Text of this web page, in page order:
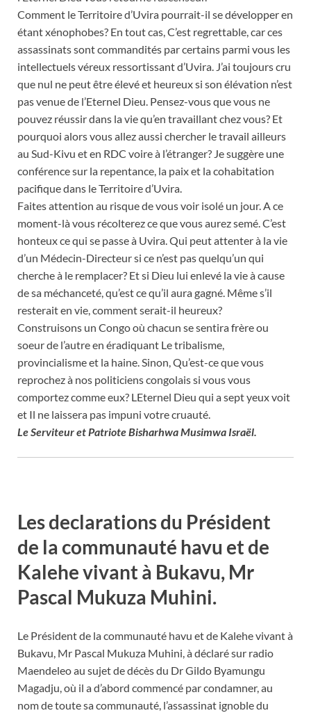
Comment le Territoire d’Uvira pourrait-il se développer en
étant xénophobes? En tout cas, C’est regrettable, car ces
assassinats sont commandités par certains parmi vous les
intellectuels véreux ressortissant d’Uvira. J’ai toujours cru
que nul ne peut être élevé et heureux si son élévation n’est
pas venue de l’Eternel Dieu. Pensez-vous que vous ne
pouvez réussir dans la vie qu’en travaillant chez vous? Et
pourquoi alors vous allez aussi chercher le travail ailleurs
au Sud-Kivu et en RDC voire à l’étranger? Je suggère une
conférence sur la repentance, la paix et la cohabitation
pacifique dans le Territoire d’Uvira.
Faites attention au risque de vous voir isolé un jour. A ce
moment-là vous récolterez ce que vous aurez semé. C’est
honteux ce qui se passe à Uvira. Qui peut attenter à la vie
d’un Médecin-Directeur si ce n’est pas quelqu’un qui
cherche à le remplacer? Et si Dieu lui enlevé la vie à cause
de sa méchanceté, qu’est ce qu’il aura gagné. Même s’il
resterait en vie, comment serait-il heureux?
Construisons un Congo où chacun se sentira frère ou
soeur de l’autre en éradiquant Le tribalisme,
provincialisme et la haine. Sinon, Qu’est-ce que vous
reprochez à nos politiciens congolais si vous vous
comportez comme eux? LEternel Dieu qui a sept yeux voit
et Il ne laissera pas impuni votre cruauté.
Le Serviteur et Patriote Bisharhwa Musimwa Israël.
Les declarations du Président
de la communauté havu et de
Kalehe vivant à Bukavu, Mr
Pascal Mukuza Muhini.
Le Président de la communauté havu et de Kalehe vivant à
Bukavu, Mr Pascal Mukuza Muhini, à déclaré sur radio
Maendeleo au sujet de décès du Dr Gildo Byamungu
Magadju, où il a d’abord commencé par condamner, au
nom de toute sa communauté, l’assassinat ignoble du